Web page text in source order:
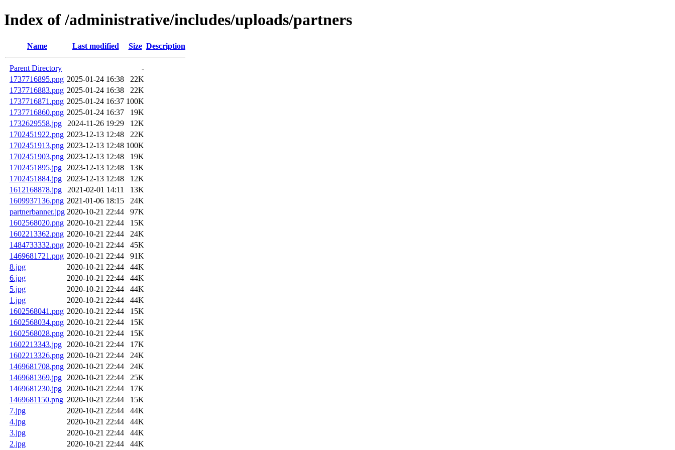
Index of /administrative/includes/uploads/partners
Name Last modified Size Description
Parent Directory
-
1737716895.png 2025-01-24 16:38
22K
1737716883.png 2025-01-24 16:38
22K
1737716871.png 2025-01-24 16:37 100K
1737716860.png 2025-01-24 16:37
19K
1732629558.jpg
2024-11-26 19:29
12K
1702451922.png 2023-12-13 12:48
22K
1702451913.png 2023-12-13 12:48 100K
1702451903.png 2023-12-13 12:48
19K
1702451895.jpg
2023-12-13 12:48
13K
1702451884.jpg
2023-12-13 12:48
12K
1612168878.jpg
2021-02-01 14:11
13K
1609937136.png 2021-01-06 18:15
24K
partnerbanner.jpg 2020-10-21 22:44
97K
1602568020.png 2020-10-21 22:44
15K
1602213362.png 2020-10-21 22:44
24K
1484733332.png 2020-10-21 22:44
45K
1469681721.png 2020-10-21 22:44
91K
8.jpg
2020-10-21 22:44
44K
6.jpg
2020-10-21 22:44
44K
5.jpg
2020-10-21 22:44
44K
1.jpg
2020-10-21 22:44
44K
1602568041.png 2020-10-21 22:44
15K
1602568034.png 2020-10-21 22:44
15K
1602568028.png 2020-10-21 22:44
15K
1602213343.jpg
2020-10-21 22:44
17K
1602213326.png 2020-10-21 22:44
24K
1469681708.png 2020-10-21 22:44
24K
1469681369.jpg
2020-10-21 22:44
25K
1469681230.jpg
2020-10-21 22:44
17K
1469681150.png 2020-10-21 22:44
15K
7.jpg
2020-10-21 22:44
44K
4.jpg
2020-10-21 22:44
44K
3.jpg
2020-10-21 22:44
44K
2.jpg
2020-10-21 22:44 44K